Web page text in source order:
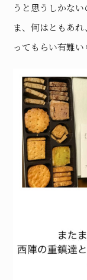
うと思うしかな
ま、何はともあ
ってもらい有難